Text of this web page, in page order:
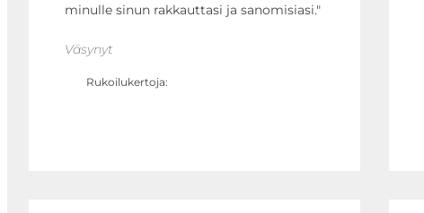
minulle sinun rakkauttasi ja sanomisiasi.
Väsynyt
Rukoilukertoja: